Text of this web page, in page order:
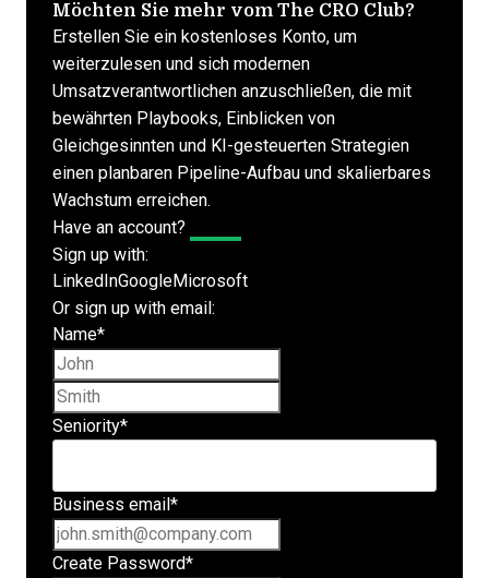
Möchten Sie mehr vom The CRO Club?
Erstellen Sie ein kostenloses Konto, um
weiterzulesen und sich modernen
Umsatzverantwortlichen anzuschließen, die mit
bewährten Playbooks, Einblicken von
Gleichgesinnten und KI-gesteuerten Strategien
einen planbaren Pipeline-Aufbau und skalierbares
Wachstum erreichen.
Have an account?
Sign up with:
LinkedInGoogleMicrosoft
Or sign up with email:
Name*
Seniority*
Business email *
Create Password*